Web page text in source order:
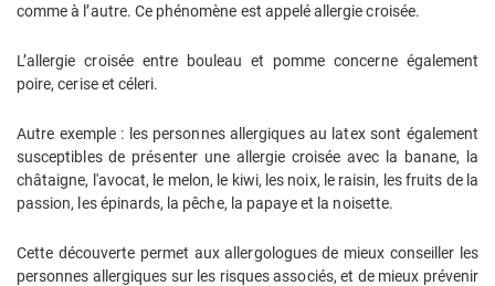
comme à l’autre. Ce phénomène est appelé allergie croisée.
L’allergie croisée entre bouleau et pomme concerne également
poire, cerise et céleri.
Autre exemple : les personnes allergiques au latex sont également
susceptibles de présenter une allergie croisée avec la banane, la
châtaigne, l'avocat, le melon, le kiwi, les noix, le raisin, les fruits de la
passion, les épinards, la pêche, la papaye et la noisette.
Cette découverte permet aux allergologues de mieux conseiller les
personnes allergiques sur les risques associés, et de mieux prévenir